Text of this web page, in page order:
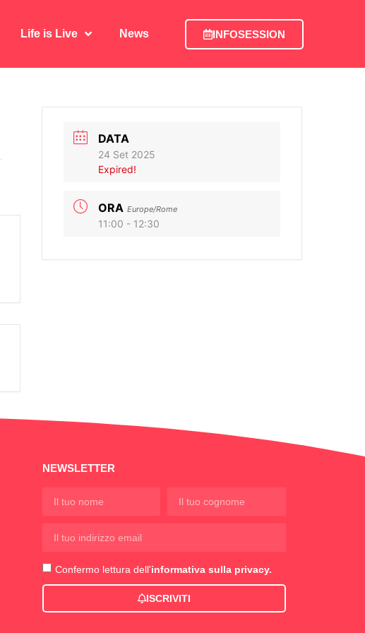
Life is Live News
INFOSESSION
DATA
24 Set 2025
Expired!
ORA Europe/Rome
11:00 - 12:30
NEWSLETTER
Confermo lettura dell'informativa sulla privacy.
ISCRIVITI